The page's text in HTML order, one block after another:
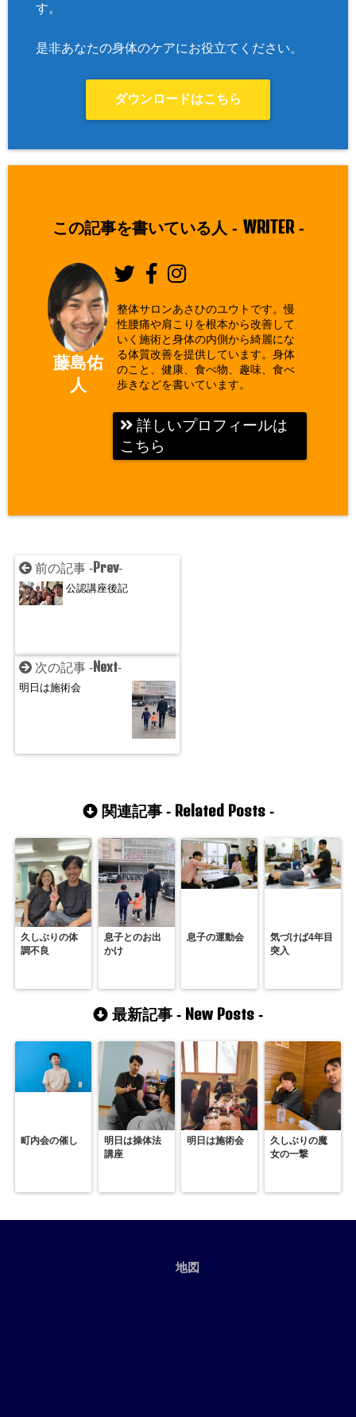
す。
是非あなたの身体のケアにお役立てください。
ダウンロードはこちら
この記事を書いている人 - WRITER-
藤島佑
人
整体サロンあさひのユウトです。慢
性腰痛や肩こりを根本から改善して
いく施術と身体の内側から綺麗にな
る体質改善を提供しています。身体
のこと、健康、食べ物、趣味、食べ
歩きなどを書いています。
詳しいプロフィールは
こちら
前の記事 -Prev-
公認講座後記
次の記事 -Next-
明日は施術会
関連記事 - Related Posts-
久しぶりの体
調不良
息子とのお出
かけ
息子の運動会
気づけば4年目
突入
最新記事 - New Posts -
町内会の催し
明日は操体法
講座
明日は施術会
久しぶりの魔
女の一撃
地図